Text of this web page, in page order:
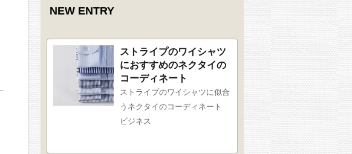
NEW ENTRY
ストライプのワイシャツ
におすすめのネクタイの
コーディネート
ストライプのワイシャツに似合
うネクタイのコーディネート
ビジネス